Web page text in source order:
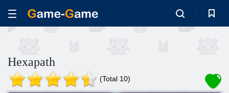
Hexapath
(Total 10)